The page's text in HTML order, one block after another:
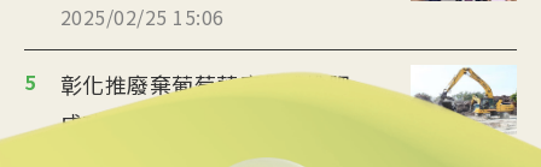
2025/02/25 15:06
5
彰化推廢棄葡萄藤腐化成堆肥
成功減碳2205公噸